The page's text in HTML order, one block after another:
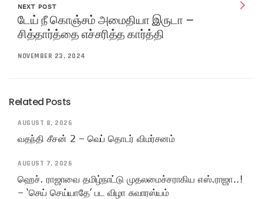
NEXT POST
டேய் நீ கொஞ்சம் அமைதியா இருடா –
சித்தார்த்தை எச்சரித்த கார்த்தி
NOVEMBER 23, 2024
Related Posts
AUGUST 8, 2026
வதந்தி சீசன் 2 – வெப் தொடர் விமர்சனம்
AUGUST 7, 2026
ஹெச். ராஜாவை தமிழ்நாட்டு முதலமைச்சராகிய எஸ்.ராஜா..!
– ‘செய் செய்யாதே’ பட விழா சுவாரஸ்யம்